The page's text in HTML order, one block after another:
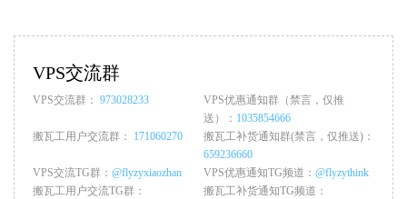
VPS交流群
VPS交流群： 973028233
VPS优惠通知群（禁言，仅推
送）： 1035854666
搬瓦工用户交流群： 171060270
搬瓦工补货通知群(禁言，仅推送)：
659236660
VPS交流TG群： @flyzyxiaozhan VPS优惠通知TG频道： @flyzythink
搬瓦工用户交流TG群：
搬瓦工补货通知TG频道：